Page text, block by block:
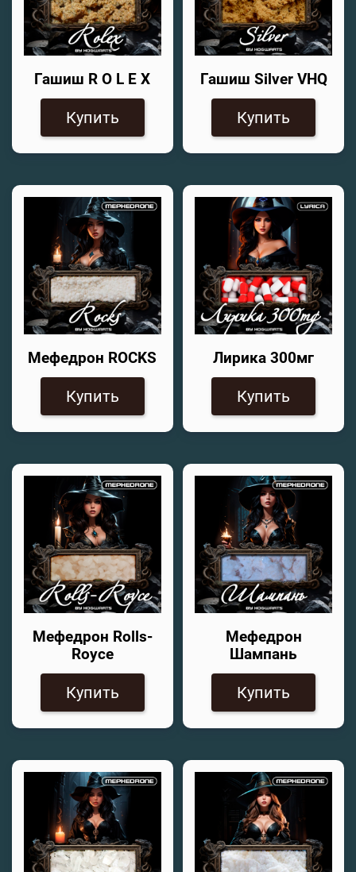
Гашиш R O L E X
Купить
Гашиш Silver VHQ
Купить
Мефедрон ROCKS
Купить
Лирика 300мг
Купить
Мефедрон Rolls-
Royce
Купить
Мефедрон
Шампань
Купить